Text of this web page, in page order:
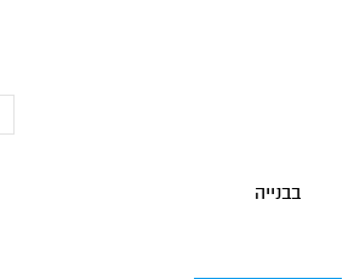
בבנייה